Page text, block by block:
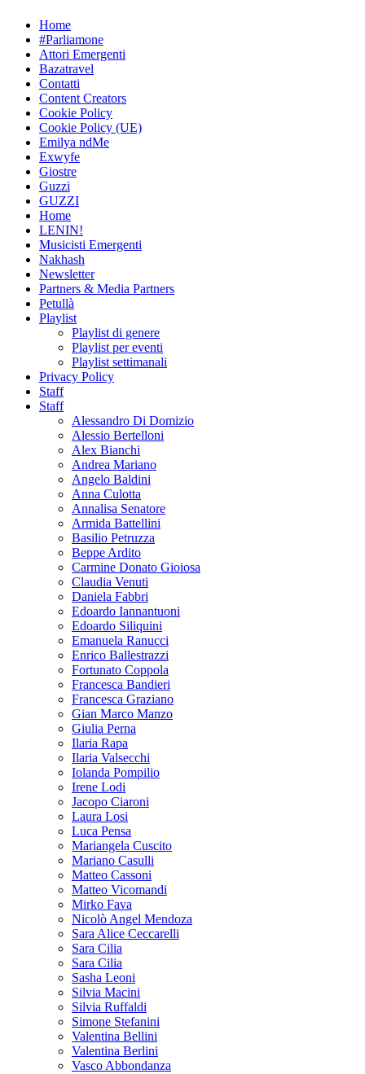
Skip
content
Home
#Parliamone
Attori Emergenti
Bazatravel
Contatti
Content Creators
Cookie Policy
Cookie Policy (UE)
Emilya ndMe
Exwyfe
Giostre
Guzzi
GUZZI
Home
LENIN!
Musicisti Emergenti
Nakhash
Newsletter
Partners & Media Partners
Petullà
Playlist
Playlist di genere
Playlist per eventi
Playlist settimanali
Privacy Policy
Staff
Staff
Alessandro Di Domizio
Alessio Bertelloni
Alex Bianchi
Andrea Mariano
Angelo Baldini
Anna Culotta
Annalisa Senatore
Armida Battellini
Basilio Petruzza
Beppe Ardito
Carmine Donato Gioiosa
Claudia Venuti
Daniela Fabbri
Edoardo Iannantuoni
Edoardo Siliquini
Emanuela Ranucci
Enrico Ballestrazzi
Fortunato Coppola
Francesca Bandieri
Francesca Graziano
Gian Marco Manzo
Giulia Perna
Ilaria Rapa
Ilaria Valsecchi
Iolanda Pompilio
Irene Lodi
Jacopo Ciaroni
Laura Losi
Luca Pensa
Mariangela Cuscito
Mariano Casulli
Matteo Cassoni
Matteo Vicomandi
Mirko Fava
Nicolò Angel Mendoza
Sara Alice Ceccarelli
Sara Cilia
Sara Cilia
Sasha Leoni
Silvia Macini
Silvia Ruffaldi
Simone Stefanini
Valentina Bellini
Valentina Berlini
Vasco Abbondanza